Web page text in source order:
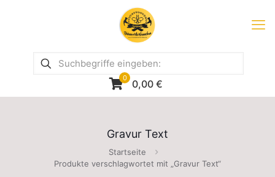
0 0,00 €
Gravur Text
Startseite
Produkte verschlagwortet mit „Gravur Text“